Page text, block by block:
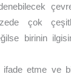
çok
birinin
ifade etme ve